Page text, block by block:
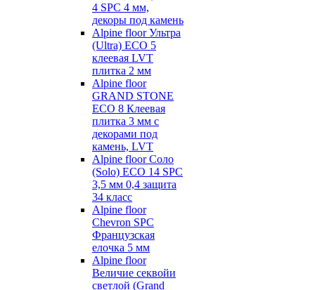
4 SPC 4 мм,
декоры под камень
Alpine floor Ультра
(Ultra) ECO 5
клеевая LVT
плитка 2 мм
Alpine floor
GRAND STONE
ECO 8 Клеевая
плитка 3 мм с
декорами под
камень, LVT
Alpine floor Соло
(Solo) ECO 14 SPC
3,5 мм 0,4 защита
34 класс
Alpine floor
Chevron SPC
Французская
елочка 5 мм
Alpine floor
Величие секвойи
светлой (Grand